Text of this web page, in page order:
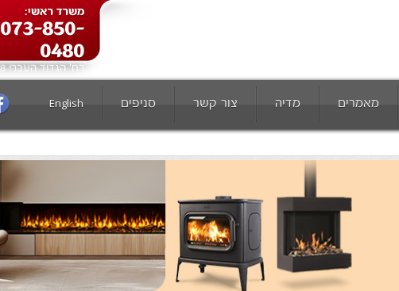
משרד ראשי:
073-850-
0480
רח' הגדוד העברי 6-8 ת"א
מאמרים מדיה צור קשר סניפים English